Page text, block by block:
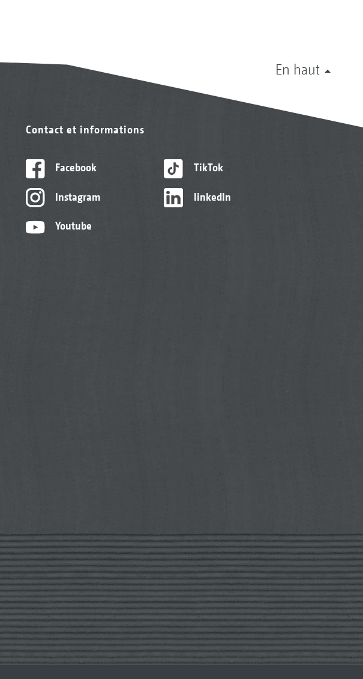
En haut
Contact et informations
Facebook
Instagram
Youtube
TikTok
linkedIn